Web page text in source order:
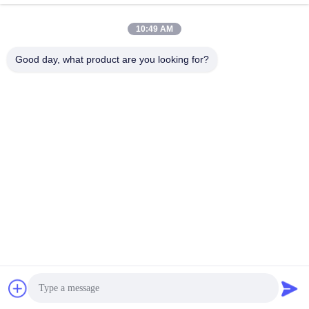
10:49 AM
Good day, what product are you looking for?